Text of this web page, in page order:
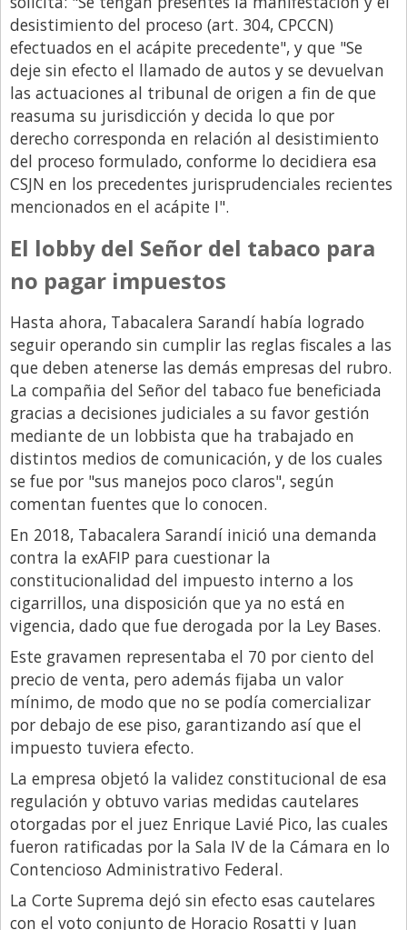
desistimiento del proceso (art. 304, CPCCN)
efectuados en el acápite precedente", y que "Se
deje sin efecto el llamado de autos y se devuelvan
las actuaciones al tribunal de origen a fin de que
reasuma su jurisdicción y decida lo que por
derecho corresponda en relación al desistimiento
del proceso formulado, conforme lo decidiera esa
CSJN en los precedentes jurisprudenciales recientes
mencionados en el acápite I".
El lobby del Señor del tabaco para
no pagar impuestos
Hasta ahora, Tabacalera Sarandí había logrado
seguir operando sin cumplir las reglas fiscales a las
que deben atenerse las demás empresas del rubro.
La compañia del Señor del tabaco fue beneficiada
gracias a decisiones judiciales a su favor gestión
mediante de un lobbista que ha trabajado en
distintos medios de comunicación, y de los cuales
se fue por "sus manejos poco claros", según
comentan fuentes que lo conocen.
En 2018, Tabacalera Sarandí inició una demanda
contra la exAFIP para cuestionar la
constitucionalidad del impuesto interno a los
cigarrillos, una disposición que ya no está en
vigencia, dado que fue derogada por la Ley Bases.
Este gravamen representaba el 70 por ciento del
precio de venta, pero además fijaba un valor
mínimo, de modo que no se podía comercializar
por debajo de ese piso, garantizando así que el
impuesto tuviera efecto.
La empresa objetó la validez constitucional de esa
regulación y obtuvo varias medidas cautelares
otorgadas por el juez Enrique Lavié Pico, las cuales
fueron ratificadas por la Sala IV de la Cámara en lo
Contencioso Administrativo Federal.
La Corte Suprema dejó sin efecto esas cautelares
con el voto conjunto de Horacio Rosatti y Juan